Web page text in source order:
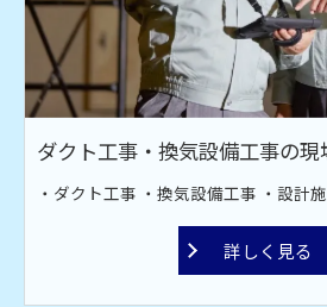
ダクト工事・換気設備工事の
詳しく見る